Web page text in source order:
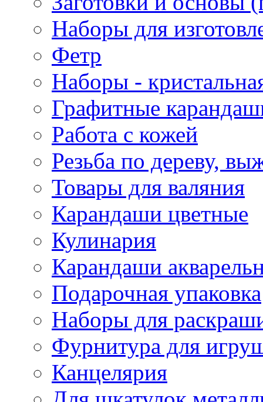
Наборы для
Фетр
Наборы -
Графитные
Работа с кожей
Резьба по дереву,
Товары для валяния
Карандаши цветные
Кулинария
Карандаши
Подарочная упаковка
Наборы для
Фурнитура для
Канцелярия